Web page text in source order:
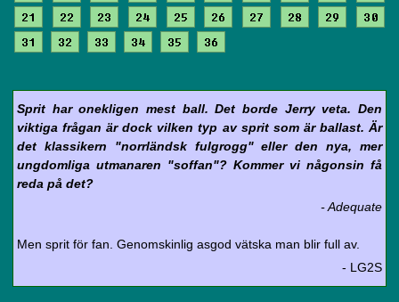
21
22 23 24 25 26 27 28 29
30
31
32 33 34 35 36
Sprit har onekligen mest ball. Det borde Jerry veta. Den
viktiga frågan är dock vilken typ av sprit som är ballast. Är
det klassikern "norrländsk fulgrogg" eller den nya, mer
ungdomliga utmanaren "soffan"? Kommer vi någonsin få
reda på det?
- Adequate
Men sprit för fan. Genomskinlig asgod vätska man blir full av.
- LG2S